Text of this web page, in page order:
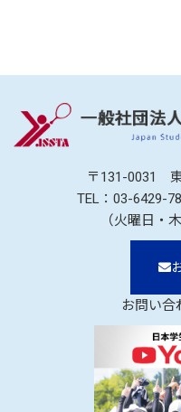
〒131-0031
TEL： 03-6429-
（火曜日・
お問い合